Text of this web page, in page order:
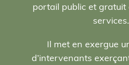
portail public et gratuit
services.
Il met en exergue
d’intervenants